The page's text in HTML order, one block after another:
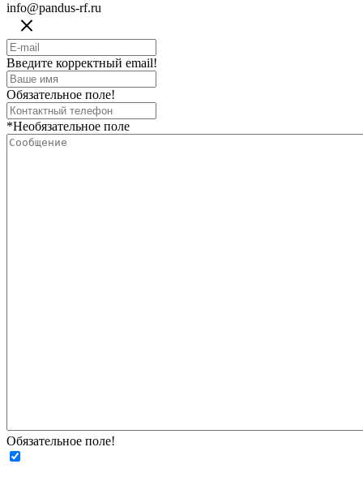
info@pandus-rf.ru
Введите корректный email!
Обязательное поле!
*Необязательное поле
Обязательное поле!